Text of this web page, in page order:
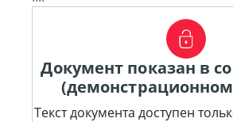
Документ показан в
Текст документа доступен